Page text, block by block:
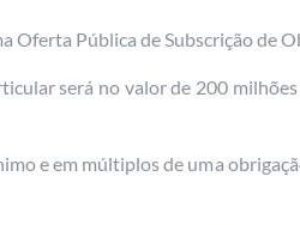
Oferta Pública de Subscrição de
será no valor de 200
e em múltiplos de uma